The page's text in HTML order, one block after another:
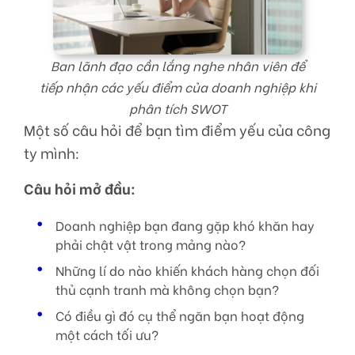
Ban lãnh đạo cần lắng nghe nhân viên để
tiếp nhận các yếu điểm của doanh nghiệp khi
phân tích SWOT
Một số câu hỏi để bạn tìm điểm yếu của công
ty mình:
Câu hỏi mở đầu:
Doanh nghiệp bạn đang gặp khó khăn hay
phải chật vật trong mảng nào?
Những lí do nào khiến khách hàng chọn đối
thủ cạnh tranh mà không chọn bạn?
Có điều gì đó cụ thể ngăn bạn hoạt động
một cách tối ưu?